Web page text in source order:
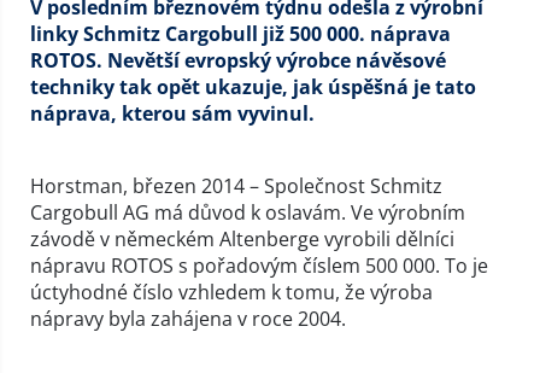
V posledním březnovém týdnu odešla z výrobní
linky Schmitz Cargobull již 500 000. náprava
ROTOS. Nevětší evropský výrobce návěsové
techniky tak opět ukazuje, jak úspěšná je tato
náprava, kterou sám vyvinul.
Horstman, březen 2014 – Společnost Schmitz
Cargobull AG má důvod k oslavám. Ve výrobním
závodě v německém Altenberge vyrobili dělníci
nápravu ROTOS s pořadovým číslem 500 000. To je
úctyhodné číslo vzhledem k tomu, že výroba
nápravy byla zahájena v roce 2004.